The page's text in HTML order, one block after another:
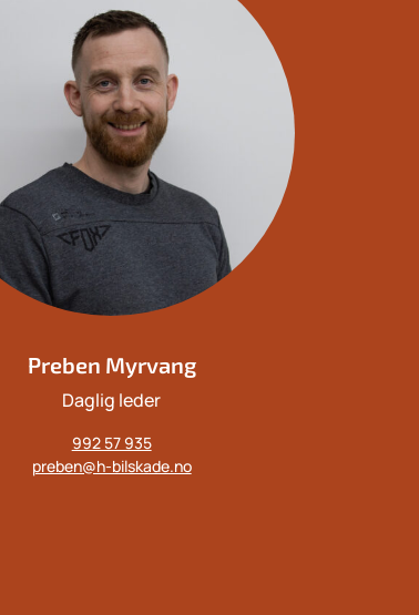
Preben Myrvang
Daglig leder
Mobil:
992 57 935
E-
preben@h-bilskade.no